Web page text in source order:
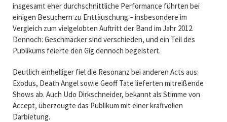
insgesamt eher durchschnittliche Performance führten bei
einigen Besuchern zu Enttäuschung – insbesondere im
Vergleich zum vielgelobten Auftritt der Band im Jahr 2012.
Dennoch: Geschmäcker sind verschieden, und ein Teil des
Publikums feierte den Gig dennoch begeistert.
Deutlich einhelliger fiel die Resonanz bei anderen Acts aus:
Exodus, Death Angelsowie Geoff Tate lieferten mitreißende
Shows ab. Auch Udo Dirkschneider, bekannt als Stimme von
Accept, überzeugte das Publikum mit einer kraftvollen
Darbietung.